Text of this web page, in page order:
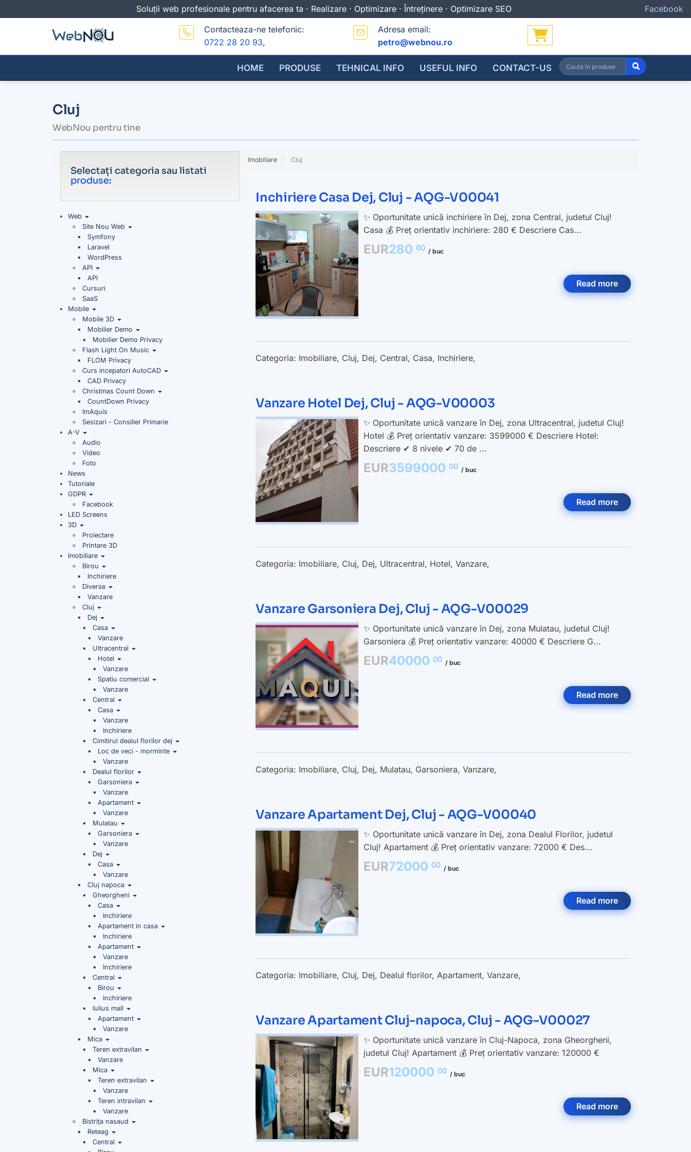
Soluții web profesionale pentru afacerea ta · Realizare · Optimizare · Întreținere · Optimizare SEO
Facebook
Contacteaza-ne telefonic:
0722 28 20 93,
Adresa email:
petro@webnou.ro
HOME PRODUSE TEHNICAL INFO USEFUL INFO CONTACT-US
Cluj
WebNou pentru tine
Selectați categoria sau listati
produse:
Web
Site Nou Web
Symfony
Laravel
WordPress
API
API
Cursuri
SaaS
Mobile
Mobile 3D
Mobilier Demo
Mobilier Demo Privacy
Flash Light On Music
FLOM Privacy
Curs incepatori AutoCAD
CAD Privacy
Christmas Count Down
CountDown Privacy
ImAquis
Sesizari - Consilier Primarie
A-V
Audio
Video
Foto
News
Tutoriale
GDPR
Facebook
LED Screens
3D
Proiectare
Printare 3D
Imobiliare
Birou
Inchiriere
Diverse
Vanzare
Cluj
Dej
Casa
Vanzare
Ultracentral
Hotel
Vanzare
Spatiu comercial
Vanzare
Central
Casa
Vanzare
Inchiriere
Cimitirul dealul florilor dej
Loc de veci - morminte
Vanzare
Dealul florilor
Garsoniera
Vanzare
Apartament
Vanzare
Mulatau
Garsoniera
Vanzare
Dej
Casa
Vanzare
Cluj napoca
Gheorgheni
Casa
Inchiriere
Apartament in casa
Inchiriere
Apartament
Vanzare
Inchiriere
Central
Birou
Inchiriere
Iulius mall
Apartament
Vanzare
Mica
Teren extravilan
Vanzare
Mica
Teren extravilan
Vanzare
Teren intravilan
Vanzare
Bistrița nasaud
Reteag
Central
Imobiliare Cluj
Inchiriere Casa Dej, Cluj - AQG-V00041
✨ Oportunitate unică inchiriere în Dej, zona Central, judetul Cluj!
Casa 💰 Preț orientativ inchiriere: 280 € Descriere Cas...
EUR280 00 / buc
Read more
Categoria: Imobiliare, Cluj, Dej, Central, Casa, Inchiriere,
Vanzare Hotel Dej, Cluj - AQG-V00003
✨ Oportunitate unică vanzare în Dej, zona Ultracentral, judetul Cluj!
Hotel 💰 Preț orientativ vanzare: 3599000 € Descriere Hotel:
Descriere ✔ 8 nivele ✔ 70 de ...
EUR3599000 00 / buc
Read more
Categoria: Imobiliare, Cluj, Dej, Ultracentral, Hotel, Vanzare,
Vanzare Garsoniera Dej, Cluj - AQG-V00029
✨ Oportunitate unică vanzare în Dej, zona Mulatau, judetul Cluj!
Garsoniera 💰 Preț orientativ vanzare: 40000 € Descriere G...
EUR40000 00 / buc
Read more
Categoria: Imobiliare, Cluj, Dej, Mulatau, Garsoniera, Vanzare,
Vanzare Apartament Dej, Cluj - AQG-V00040
✨ Oportunitate unică vanzare în Dej, zona Dealul Florilor, judetul
Cluj! Apartament 💰 Preț orientativ vanzare: 72000 € Des...
EUR72000 00 / buc
Read more
Categoria: Imobiliare, Cluj, Dej, Dealul florilor, Apartament, Vanzare,
Vanzare Apartament Cluj-napoca, Cluj - AQG-V00027
✨ Oportunitate unică vanzare în Cluj-Napoca, zona Gheorgheni,
judetul Cluj! Apartament 💰 Preț orientativ vanzare: 120000 €
EUR120000 00 / buc
Read more